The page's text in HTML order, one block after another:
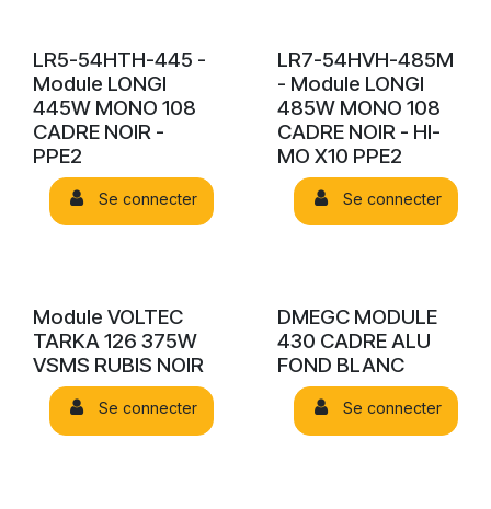
LR5-54HTH-445 -
Module LONGI
445W MONO 108
CADRE NOIR -
PPE2
Se connecter
LR7-54HVH-485M
- Module LONGI
485W MONO 108
CADRE NOIR - HI-
MO X10 PPE2
Se connecter
Module VOLTEC
TARKA 126 375W
VSMS RUBIS NOIR
Se connecter
DMEGC MODULE
430 CADRE ALU
FOND BLANC
Se connecter